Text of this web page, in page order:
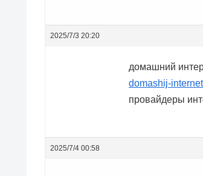
2025/7/3 20:20
домашний
domashij-
провайдеры
2025/7/4 00:58